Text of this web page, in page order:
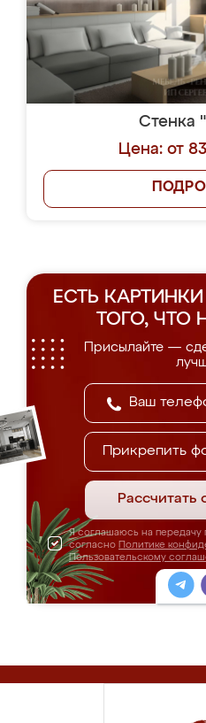
Стенка
Цена: от
ЕСТЬ
ТОГО, ЧТО
Присылайте —
Прикрепить
Рассчитать
Я соглашаюсь на передачу
согласно Политике
Пользовательскому